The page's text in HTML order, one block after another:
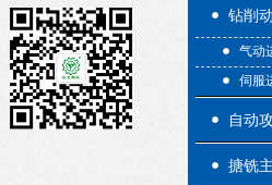
钻削
气动
伺服
自动
搪铣